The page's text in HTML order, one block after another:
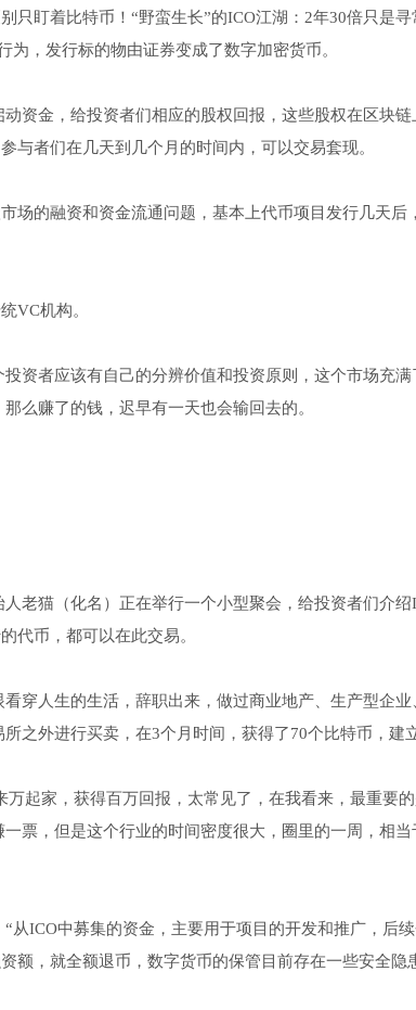
只盯着比特币！“野蛮生长”的ICO江湖：2年30倍只是
，发行标的物由证券变成了数字加密货币。
资金，给投资者们相应的股权回报，这些股权在区块链
与者们在几天到几个月的时间内，可以交易套现。
场的融资和资金流通问题，基本上代币项目发行几天后
VC机构。
资者应该有自己的分辨价值和投资原则，这个市场充
么赚了的钱，迟早有一天也会输回去的。
人老猫（化名）正在举行一个小型聚会，给投资者们介绍
代币，都可以在此交易。
穿人生的生活，辞职出来，做过商业地产、生产型企
之外进行买卖，在3个月时间，获得了70个比特币，建
起家，获得百万回报，太常见了，在我看来，最重要
票，但是这个行业的时间密度很大，圈里的一周，相当
从ICO中募集的资金，主要用于项目的开发和推广，后
额，就全额退币，数字货币的保管目前存在一些安全隐